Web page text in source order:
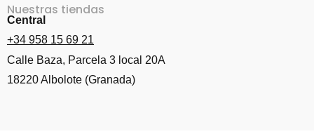
Nuestras tiendas
Central
+34 958 15 69 21
Calle Baza, Parcela 3 local 20A
18220 Albolote (Granada)